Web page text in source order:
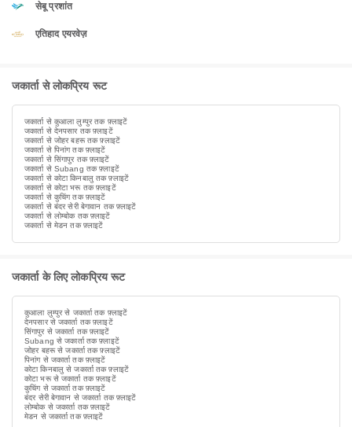
सेबू प्रशांत
एतिहाद एयरवेज़
जकार्ता से लोकप्रिय रूट
जकार्ता से कुआला लुम्पुर तक फ़्लाइटें
जकार्ता से देनपसार तक फ़्लाइटें
जकार्ता से जोहर बहरू तक फ़्लाइटें
जकार्ता से पिनांग तक फ़्लाइटें
जकार्ता से सिंगापुर तक फ़्लाइटें
जकार्ता से Subang तक फ़्लाइटें
जकार्ता से कोटा किनबालु तक फ़्लाइटें
जकार्ता से कोटा भरू तक फ़्लाइटें
जकार्ता से कुचिंग तक फ़्लाइटें
जकार्ता से बंदर सेरी बेगावान तक फ़्लाइटें
जकार्ता से लोम्बोक तक फ़्लाइटें
जकार्ता से मेडन तक फ़्लाइटें
जकार्ता के लिए लोकप्रिय रूट
कुआला लुम्पुर से जकार्ता तक फ़्लाइटें
देनपसार से जकार्ता तक फ़्लाइटें
सिंगापुर से जकार्ता तक फ़्लाइटें
Subang से जकार्ता तक फ़्लाइटें
जोहर बहरू से जकार्ता तक फ़्लाइटें
पिनांग से जकार्ता तक फ़्लाइटें
कोटा किनबालु से जकार्ता तक फ़्लाइटें
कोटा भरू से जकार्ता तक फ़्लाइटें
कुचिंग से जकार्ता तक फ़्लाइटें
बंदर सेरी बेगावान से जकार्ता तक फ़्लाइटें
लोम्बोक से जकार्ता तक फ़्लाइटें
मेडन से जकार्ता तक फ़्लाइटें